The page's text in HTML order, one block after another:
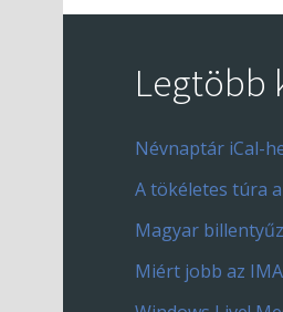
Legtöbb
Névnaptár iCal-
A tökéletes túra
Magyar
Miért jobb az